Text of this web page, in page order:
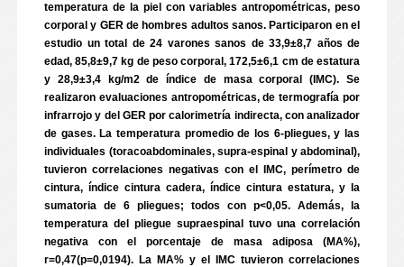
temperatura de la piel con variables antropométricas, peso
corporal y GER de hombres adultos sanos. Participaron en el
estudio un total de 24 varones sanos de 33,9±8,7 años de
edad, 85,8±9,7 kg de peso corporal, 172,5±6,1 cm de estatura
y 28,9±3,4 kg/m2 de índice de masa corporal (IMC). Se
realizaron evaluaciones antropométricas, de termografía por
infrarrojo y del GER por calorimetría indirecta, con analizador
de gases. La temperatura promedio de los 6-pliegues, y las
individuales (toracoabdominales, supra-espinal y abdominal),
tuvieron correlaciones negativas con el IMC, perímetro de
cintura, índice cintura cadera, índice cintura estatura, y la
sumatoria de 6 pliegues; todos con p<0,05. Además, la
temperatura del pliegue supraespinal tuvo una correlación
negativa con el porcentaje de masa adiposa (MA%),
r=0,47(p=0,0194). La MA% y el IMC tuvieron correlaciones